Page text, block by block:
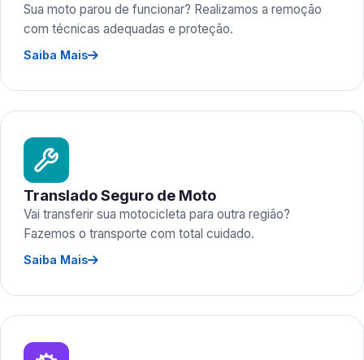
Sua moto parou de funcionar? Realizamos a remoção
com técnicas adequadas e proteção.
Saiba Mais
Translado Seguro de Moto
Vai transferir sua motocicleta para outra região?
Fazemos o transporte com total cuidado.
Saiba Mais